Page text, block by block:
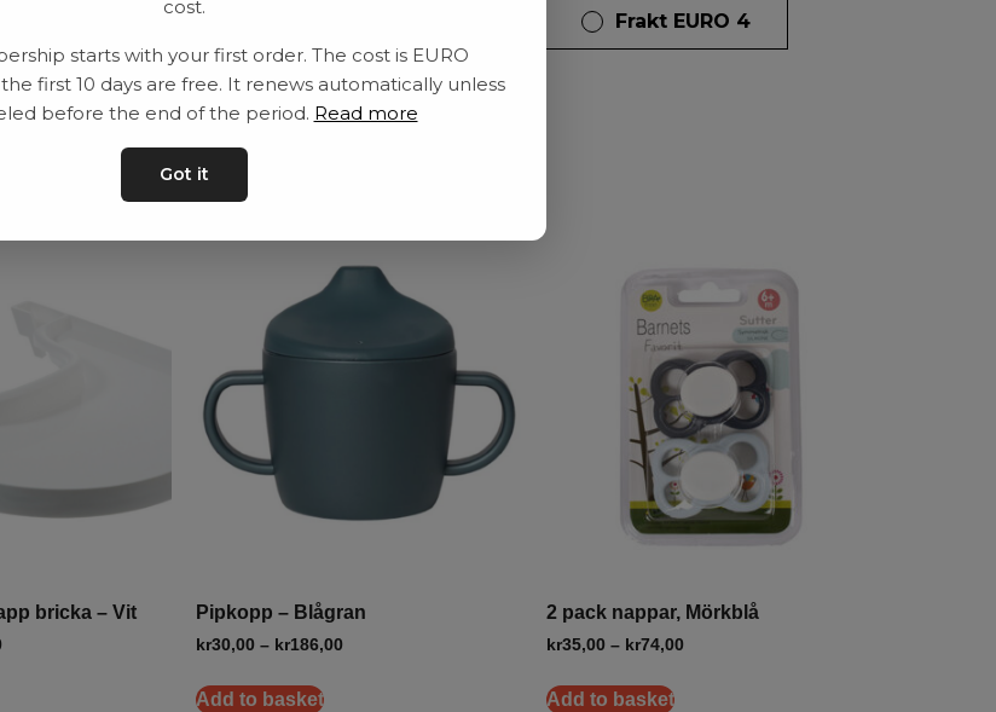
Frakt EURO 4
bricka – Vit Pipkopp – Blågran
kr30,00 – kr186,00
Add to basket
2 pack nappar, Mörkblå
kr35,00 – kr74,00
Add to basket
cost.
starts with your first order. The cost is EURO
first 10 days are free. It renews automatically unless
before the end of the period. Read more
Got it